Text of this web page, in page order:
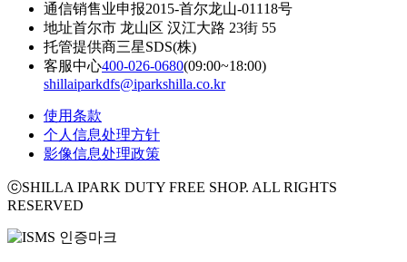
通信销售业申报2015-首尔龙山-01118号
地址首尔市 龙山区 汉江大路 23街 55
托管提供商三星SDS(株)
客服中心400-026-0680(09:00~18:00)
shillaiparkdfs@iparkshilla.co.kr
使用条款
个人信息处理方针
影像信息处理政策
ⓒSHILLA IPARK DUTY FREE SHOP. ALL RIGHTS
RESERVED